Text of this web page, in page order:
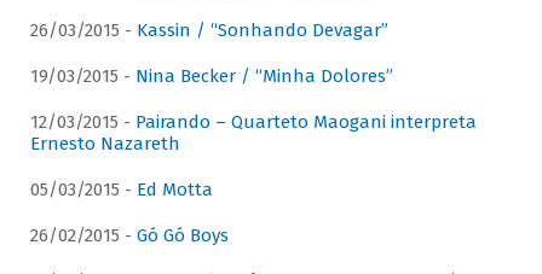
26/03/2015 - Kassin / “Sonhando Devagar”
19/03/2015 - Nina Becker / “Minha Dolores”
12/03/2015 - Pairando – Quarteto Maogani interpreta
Ernesto Nazareth
05/03/2015 - Ed Motta
26/02/2015 - Gó Gó Boys